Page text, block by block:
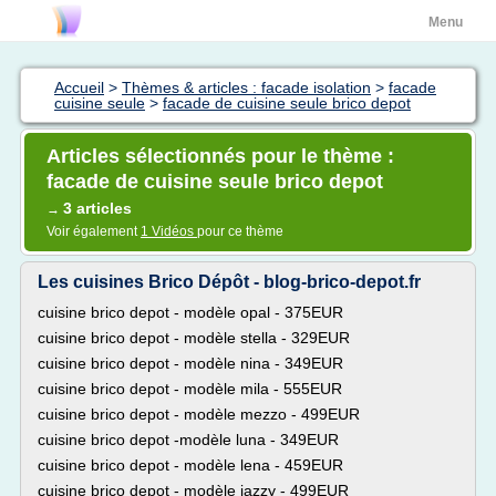
Menu
Accueil > Thèmes & articles : facade isolation > facade
cuisine seule > facade de cuisine seule brico depot
Articles sélectionnés pour le thème :
facade de cuisine seule brico depot
→ 3 articles
Voir également 1 Vidéos pour ce thème
Les cuisines Brico Dépôt - blog-brico-depot.fr
cuisine brico depot - modèle opal - 375EUR
cuisine brico depot - modèle stella - 329EUR
cuisine brico depot - modèle nina - 349EUR
cuisine brico depot - modèle mila - 555EUR
cuisine brico depot - modèle mezzo - 499EUR
cuisine brico depot -modèle luna - 349EUR
cuisine brico depot - modèle lena - 459EUR
cuisine brico depot - modèle jazzy - 499EUR